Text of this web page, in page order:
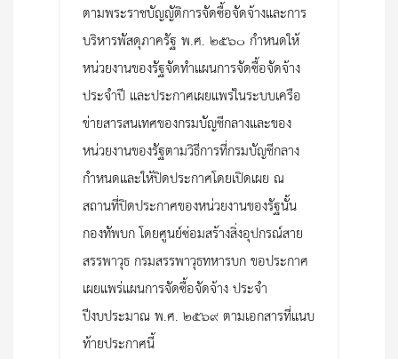
ตามพระราชบัญญัติการจัดซื้อจัดจ้างและการ
บริหารพัสดุภาครัฐ พ.ศ. ๒๕๖๐ กำหนดให้
หน่วยงานของรัฐจัดทำแผนการจัดซื้อจัดจ้าง
ประจำปี และประกาศเผยแพร่ในระบบเครือ
ข่ายสารสนเทศของกรมบัญชีกลางและของ
หน่วยงานของรัฐตามวิธีการที่กรมบัญชีกลาง
กำหนดและให้ปิดประกาศโดยเปิดเผย ณ
สถานที่ปิดประกาศของหน่วยงานของรัฐนั้น
กองทัพบก โดยศูนย์ซ่อมสร้างสิ่งอุปกรณ์สาย
สรรพาวุธ กรมสรรพาวุธทหารบก ขอประกาศ
เผยแพร่แผนการจัดซื้อจัดจ้าง ประจำ
ปีงบประมาณ พ.ศ. ๒๕๖๙ ตามเอกสารที่แนบ
ท้ายประกาศนี้